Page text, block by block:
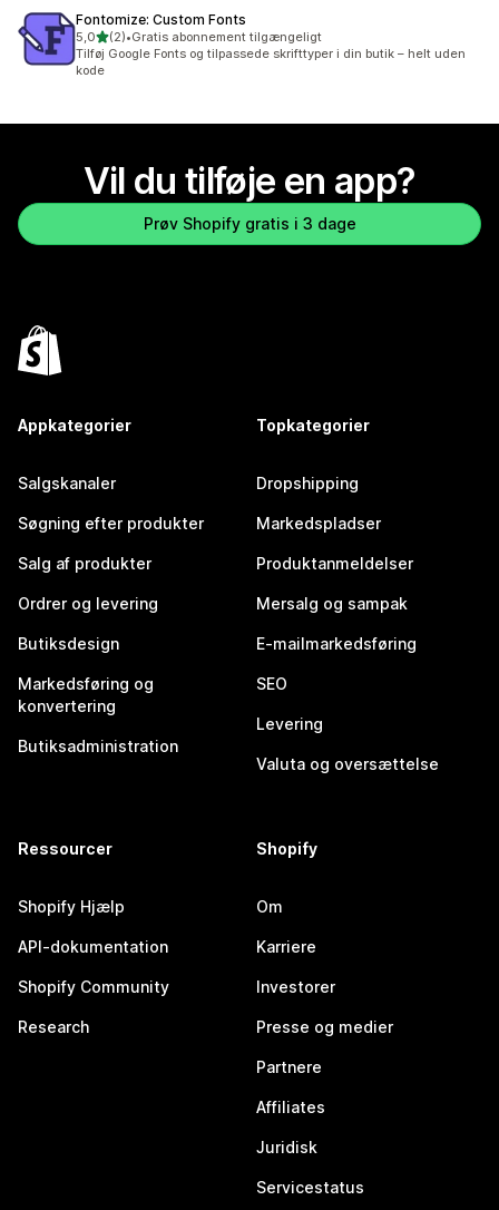
Fontomize: Custom Fonts
5,0ud af 5 stjerner
(2)
2 anmeldelser i alt
•Gratis abonnement tilgængeligt
Tilføj Google Fonts og tilpassede skrifttyper i din butik – helt uden
kode
Vil du tilføje en app?
Prøv Shopify gratis i 3 dage
Appkategorier
Salgskanaler
Søgning efter produkter
Salg af produkter
Ordrer og levering
Butiksdesign
Markedsføring og
konvertering
Butiksadministration
Topkategorier
Dropshipping
Markedspladser
Produktanmeldelser
Mersalg og sampak
E-mailmarkedsføring
SEO
Levering
Valuta og oversættelse
Ressourcer
Shopify Hjælp
API-dokumentation
Shopify Community
Research
Shopify
Om
Karriere
Investorer
Presse og medier
Partnere
Affiliates
Juridisk
Servicestatus